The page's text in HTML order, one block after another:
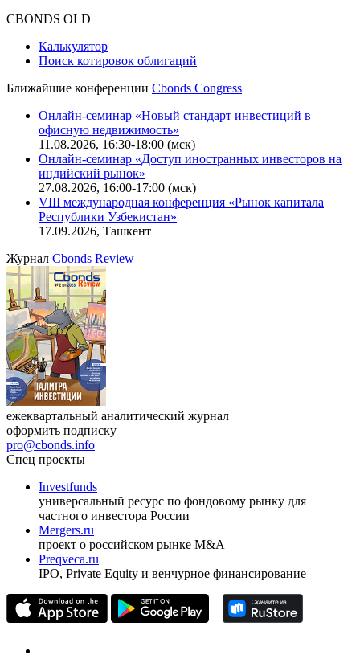
CBONDS OLD
Калькулятор
Поиск котировок облигаций
Ближайшие конференции Cbonds Congress
Онлайн-семинар «Новый стандарт инвестиций в
офисную недвижимость»
11.08.2026, 16:30-18:00 (мск)
Онлайн-семинар «Доступ иностранных инвесторов на
индийский рынок»
27.08.2026, 16:00-17:00 (мск)
VIII международная конференция «Рынок капитала
Республики Узбекистан»
17.09.2026, Ташкент
Журнал Cbonds Review
ежеквартальный аналитический журнал
оформить подписку
pro@cbonds.info
Спец проекты
Investfunds
универсальный ресурс по фондовому рынку для
частного инвестора России
Mergers.ru
проект о российском рынке M&A
Preqveca.ru
IPO, Private Equity и венчурное финансирование